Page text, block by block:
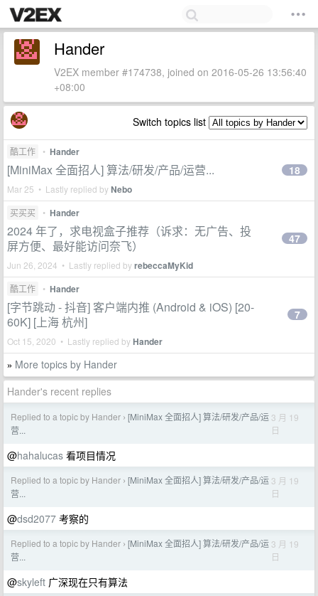
Hander
V2EX member #174738, joined on 2016-05-26 13:56:40
+08:00
Switch topics list
酷工作 • Hander
[MiniMax 全面招人] 算法/研发/产品/运营...
Mar 25 • Lastly replied byNebo
18
买买买 • Hander
2024 年了，求电视盒子推荐（诉求：无广告、投
屏方便、最好能访问奈飞）
Jun 26, 2024 • Lastly replied byrebeccaMyKid
47
酷工作 • Hander
[字节跳动 - 抖音] 客户端内推 (Android & iOS) [20-
60K] [上海 杭州]
Oct 15, 2020 • Lastly replied byHander
7
» More topics by Hander
Hander's recent replies
Replied to a topic by Hander › [MiniMax 全面招人] 算法/研发/产品/运
营...
3 月 19
日
@hahalucas 看项目情况
Replied to a topic by Hander › [MiniMax 全面招人] 算法/研发/产品/运
营...
3 月 19
日
@dsd2077 考察的
Replied to a topic by Hander › [MiniMax 全面招人] 算法/研发/产品/运
营...
3 月 19
日
@skyleft 广深现在只有算法